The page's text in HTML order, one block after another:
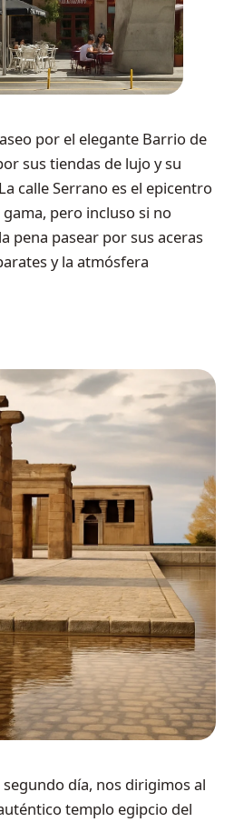
por el elegante Barrio de
sus tiendas de lujo y su
calle Serrano es el epicentro
pero incluso si no
pena pasear por sus aceras
y la atmósfera
día, nos dirigimos al
templo egipcio del